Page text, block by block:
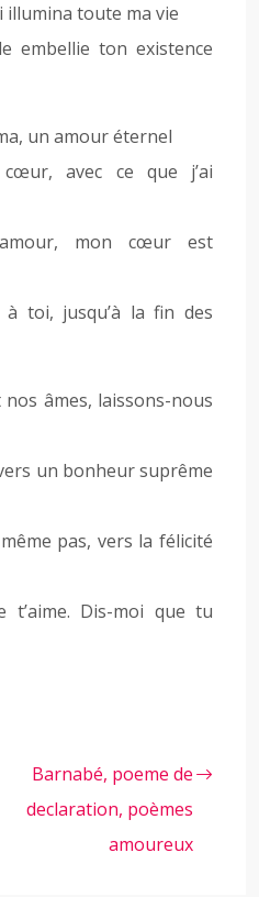
toute ma vie
embellie ton existence
un amour éternel
avec ce que j’ai
mon cœur est
toi, jusqu’à la fin des
âmes, laissons-nous
un bonheur suprême
pas, vers la félicité
t’aime. Dis-moi que tu
Barnabé, poeme de
declaration, poèmes
amoureux